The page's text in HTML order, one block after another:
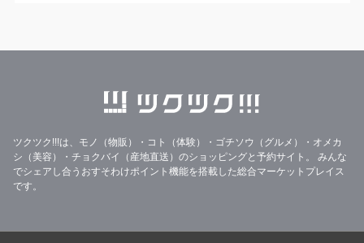
ツクツク!!!は、モノ（物販）・コト（体験）・ゴチソウ（グルメ）・オメカ
シ（美容）・チョクバイ（産地直送）のショッピングと予約サイト。
みんな
でシェアし合うおすそわけポイント機能を搭載した総合マーケットプレイス
です。